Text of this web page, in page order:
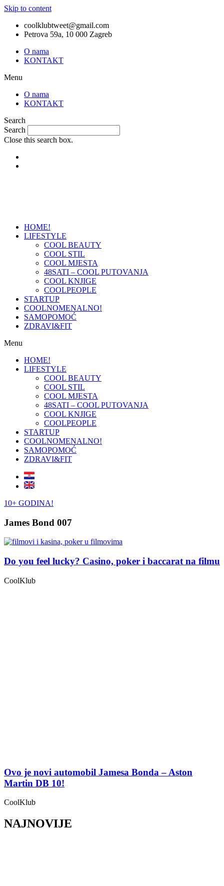
Skip to content
coolklubtweet@gmail.com
Petrova 59a, 10 000 Zagreb
O nama
KONTAKT
Menu
O nama
KONTAKT
Search
Search
Close this search box.
HOME!
LIFESTYLE
COOL BEAUTY
COOL STIL
COOL MJESTA
48SATI – COOL PUTOVANJA
COOL KNJIGE
COOLPEOPLE
STARTUP
COOLNOMENALNO!
SAMOPOMOĆ
ZDRAVI&FIT
Menu
HOME!
LIFESTYLE
COOL BEAUTY
COOL STIL
COOL MJESTA
48SATI – COOL PUTOVANJA
COOL KNJIGE
COOLPEOPLE
STARTUP
COOLNOMENALNO!
SAMOPOMOĆ
ZDRAVI&FIT
10+ GODINA!
James Bond 007
Do you feel lucky? Casino, poker i baccarat na filmu
CoolKlub
Ovo je novi automobil Jamesa Bonda – Aston
Martin DB 10!
CoolKlub
NAJNOVIJE